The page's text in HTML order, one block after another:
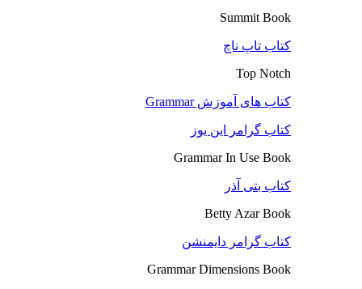
Summit Book
کتاب تاپ ناچ
Top Notch
کتاب های آموزش Grammar
کتاب گرامر این یوز
Grammar In Use Book
کتاب بتی آذر
Betty Azar Book
کتاب گرامر دایمنشن
Grammar Dimensions Book